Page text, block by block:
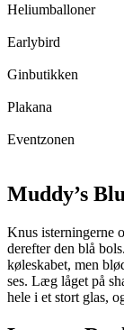
Heliumballoner
Earlybird
Ginbutikken
Plakana
Eventzonen
Muddy’s
Knus isterningerne
derefter den blå
køleskabet, men
ses. Læg låget på
hele i et stort glas,